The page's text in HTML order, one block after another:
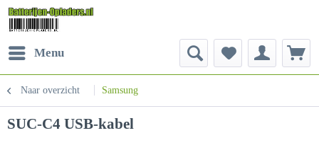
Menu
Naar overzicht Samsung
SUC-C4 USB-kabel